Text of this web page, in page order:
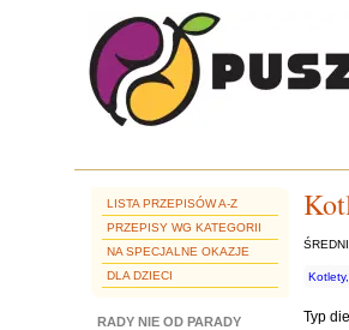
LISTA PRZEPISÓW A-Z
PRZEPISY WG KATEGORII
NA SPECJALNE OKAZJE
DLA DZIECI
RADY NIE OD PARADY Typ